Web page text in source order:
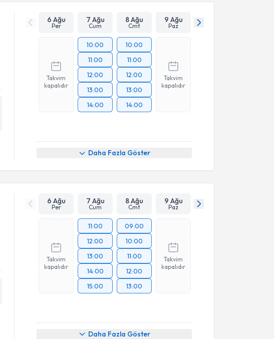
6 Ağu
Per
7 Ağu
Cum
8 Ağu
Cmt
9 Ağu
Paz
Takvim
kapalıdır
10:00
11:00
12:00
13:00
14:00
10:00
11:00
12:00
13:00
14:00
Takvim
kapalıdır
Daha Fazla Göster
6 Ağu
Per
7 Ağu
Cum
8 Ağu
Cmt
9 Ağu
Paz
Takvim
kapalıdır
11:00
12:00
13:00
14:00
15:00
09:00
10:00
11:00
12:00
13:00
Takvim
kapalıdır
Daha Fazla Göster